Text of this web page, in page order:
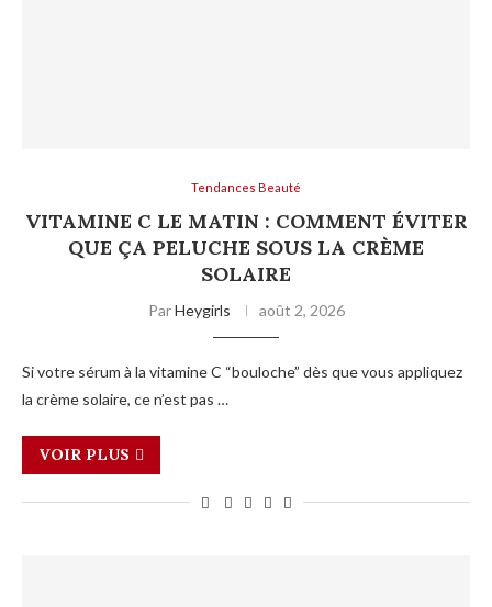
Tendances Beauté
VITAMINE C LE MATIN : COMMENT ÉVITER
QUE ÇA PELUCHE SOUS LA CRÈME
SOLAIRE
ParHeygirls août 2, 2026
Si votre sérum à la vitamine C “bouloche” dès que vous appliquez
la crème solaire, ce n’est pas …
VOIR PLUS